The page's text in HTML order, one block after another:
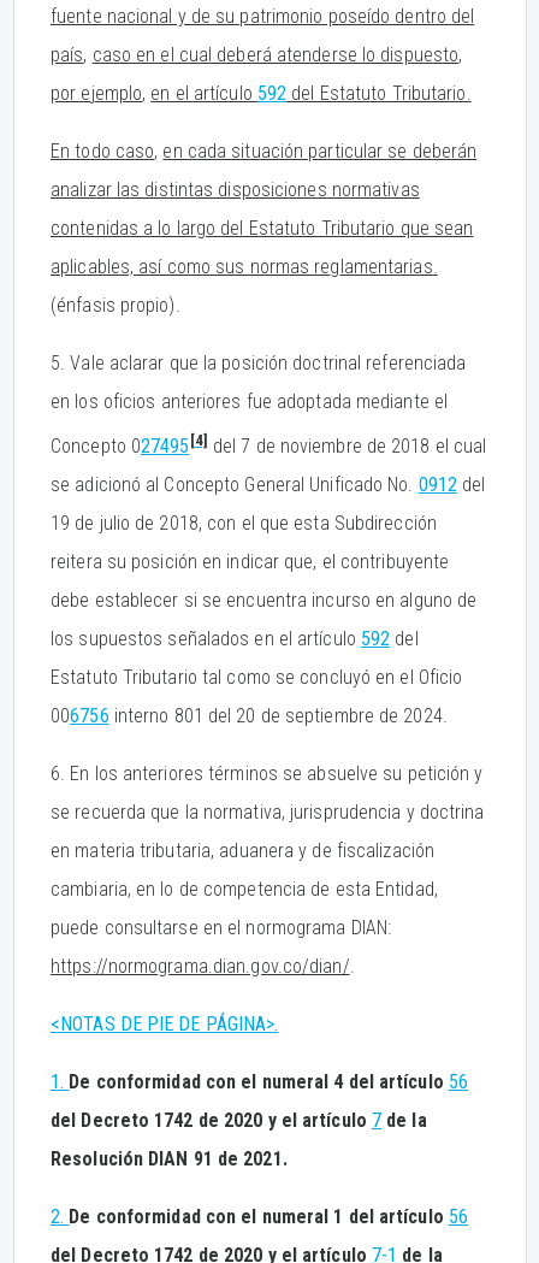
fuente nacional y de su patrimonio poseído dentro del
país, caso en el cual deberá atenderse lo dispuesto,
por ejemplo, en el artículo 592 del Estatuto Tributario.
En todo caso, en cada situación particular se deberán
analizar las distintas disposiciones normativas
contenidas a lo largo del Estatuto Tributario que sean
aplicables, así como sus normas reglamentarias.
(énfasis propio).
5. Vale aclarar que la posición doctrinal referenciada
en los oficios anteriores fue adoptada mediante el
Concepto 027495 [4] del 7 de noviembre de 2018 el cual
se adicionó al Concepto General Unificado No. 0912 del
19 de julio de 2018, con el que esta Subdirección
reitera su posición en indicar que, el contribuyente
debe establecer si se encuentra incurso en alguno de
los supuestos señalados en el artículo 592 del
Estatuto Tributario tal como se concluyó en el Oficio
006756 interno 801 del 20 de septiembre de 2024.
6. En los anteriores términos se absuelve su petición y
se recuerda que la normativa, jurisprudencia y doctrina
en materia tributaria, aduanera y de fiscalización
cambiaria, en lo de competencia de esta Entidad,
puede consultarse en el normograma DIAN:
https://normograma.dian.gov.co/dian/.
<NOTAS DE PIE DE PÁGINA>.
1. De conformidad con el numeral 4 del artículo 56
del Decreto 1742 de 2020 y el artículo 7 de la
Resolución DIAN 91 de 2021.
2. De conformidad con el numeral 1 del artículo 56
del Decreto 1742 de 2020 y el artículo 7-1 de la